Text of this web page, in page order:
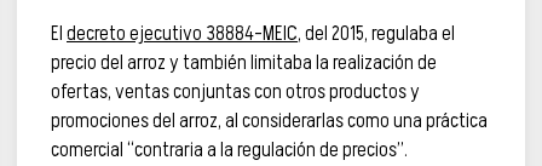
Eldecreto ejecutivo 38884-MEIC, del 2015, regulaba el
precio del arroz y también limitaba la realización de
ofertas, ventas conjuntas con otros productos y
promociones del arroz, al considerarlas como una práctica
comercial “contraria a la regulación de precios”.